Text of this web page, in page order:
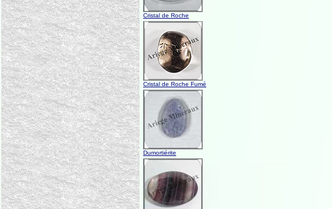
Cristal de Roche
Cristal de Roche Fumé
Dumortiérite